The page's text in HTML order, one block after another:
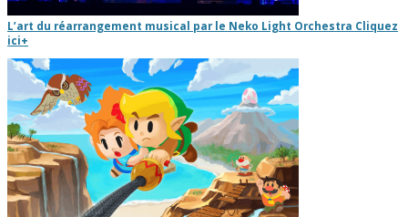
L’art du réarrangement musical par le Neko Light Orchestra Cliquez
ici+